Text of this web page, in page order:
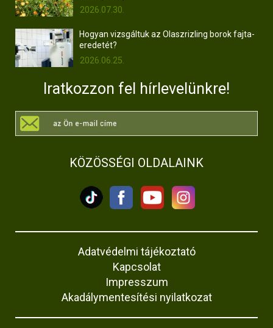
2026.07.30.
Hogyan vizsgáltuk az Olaszrizling borok fajta-
eredetét?
2026.06.25.
Iratkozzon fel hírlevelünkre!
KÖZÖSSÉGI OLDALAINK
Adatvédelmi tájékoztató
Kapcsolat
Impresszum
Akadálymentesítési nyilatkozat